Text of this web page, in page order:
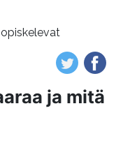
ja mitä